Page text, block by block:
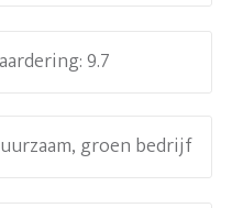
9.7
groen bedrijf